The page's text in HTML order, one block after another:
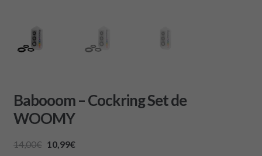
Babooom – Cockring Set de
WOOMY
14,00€ 10,99€